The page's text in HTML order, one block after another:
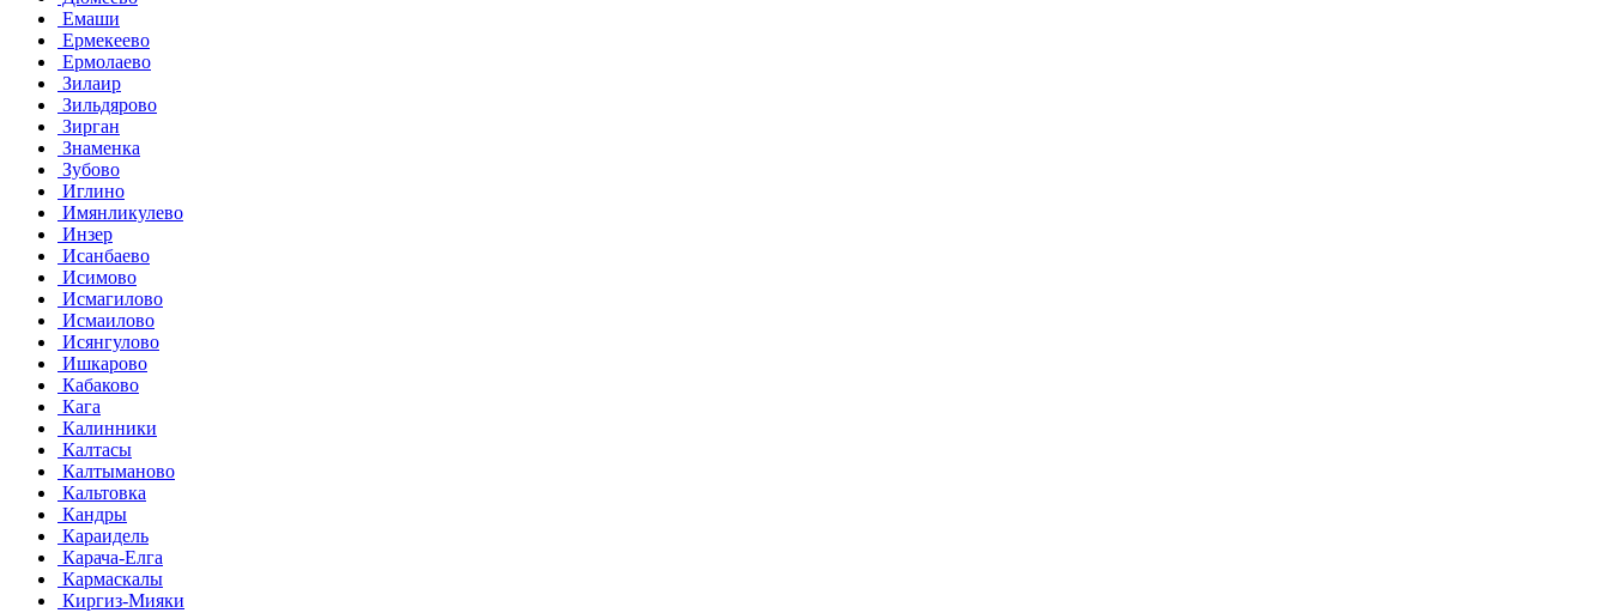
Емаши
Ермекеево
Ермолаево
Зилаир
Зильдярово
Зирган
Знаменка
Зубово
Иглино
Имянликулево
Инзер
Исанбаево
Исимово
Исмагилово
Исмаилово
Исянгулово
Ишкарово
Кабаково
Кага
Калинники
Калтасы
Калтыманово
Кальтовка
Кандры
Караидель
Карача-Елга
Кармаскалы
Киргиз-Мияки